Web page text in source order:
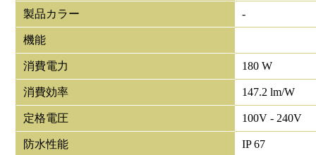
製品カラー -
機能
消費電力 180 W
消費効率 147.2 lm/W
定格電圧 100V - 240V
防水性能 IP 67